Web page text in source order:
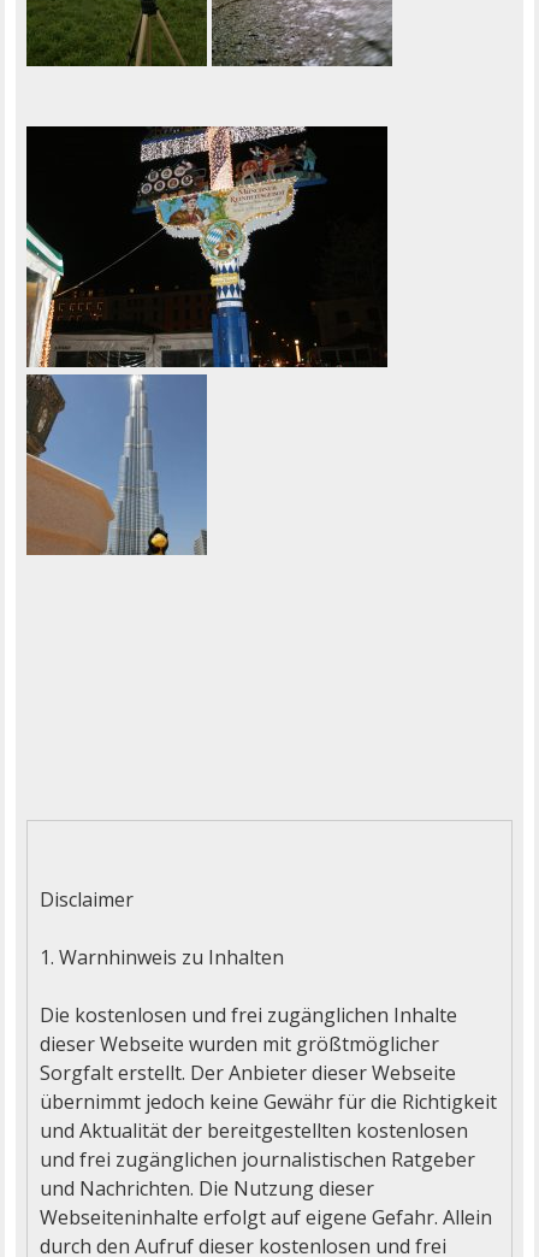
Disclaimer
1. Warnhinweis zu Inhalten
Die kostenlosen und frei zugänglichen Inhalte
dieser Webseite wurden mit größtmöglicher
Sorgfalt erstellt. Der Anbieter dieser Webseite
übernimmt jedoch keine Gewähr für die Richtigkeit
und Aktualität der bereitgestellten kostenlosen
und frei zugänglichen journalistischen Ratgeber
und Nachrichten. Die Nutzung dieser
Webseiteninhalte erfolgt auf eigene Gefahr. Allein
durch den Aufruf dieser kostenlosen und frei